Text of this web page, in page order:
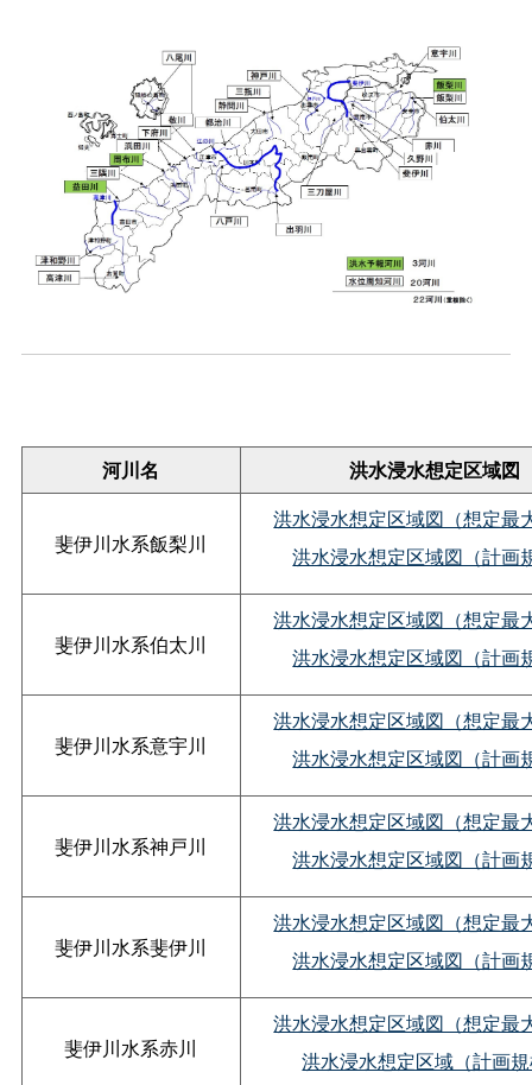
河川名 洪水浸水想定区域図
斐伊川水系飯梨川
洪水浸水想定区域図（想定最
洪水浸水想定区域図（計画
斐伊川水系伯太川
洪水浸水想定区域図（想定最
洪水浸水想定区域図（計画
斐伊川水系意宇川
洪水浸水想定区域図（想定最
洪水浸水想定区域図（計画
斐伊川水系神戸川
洪水浸水想定区域図（想定最
洪水浸水想定区域図（計画
斐伊川水系斐伊川
洪水浸水想定区域図（想定最
洪水浸水想定区域図（計画
斐伊川水系赤川
洪水浸水想定区域図（想定最
洪水浸水想定区域（計画